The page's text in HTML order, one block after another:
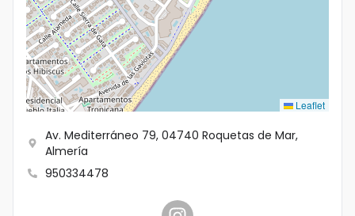
Leaflet
Av. Mediterráneo 79, 04740 Roquetas de Mar,
Almería
950334478